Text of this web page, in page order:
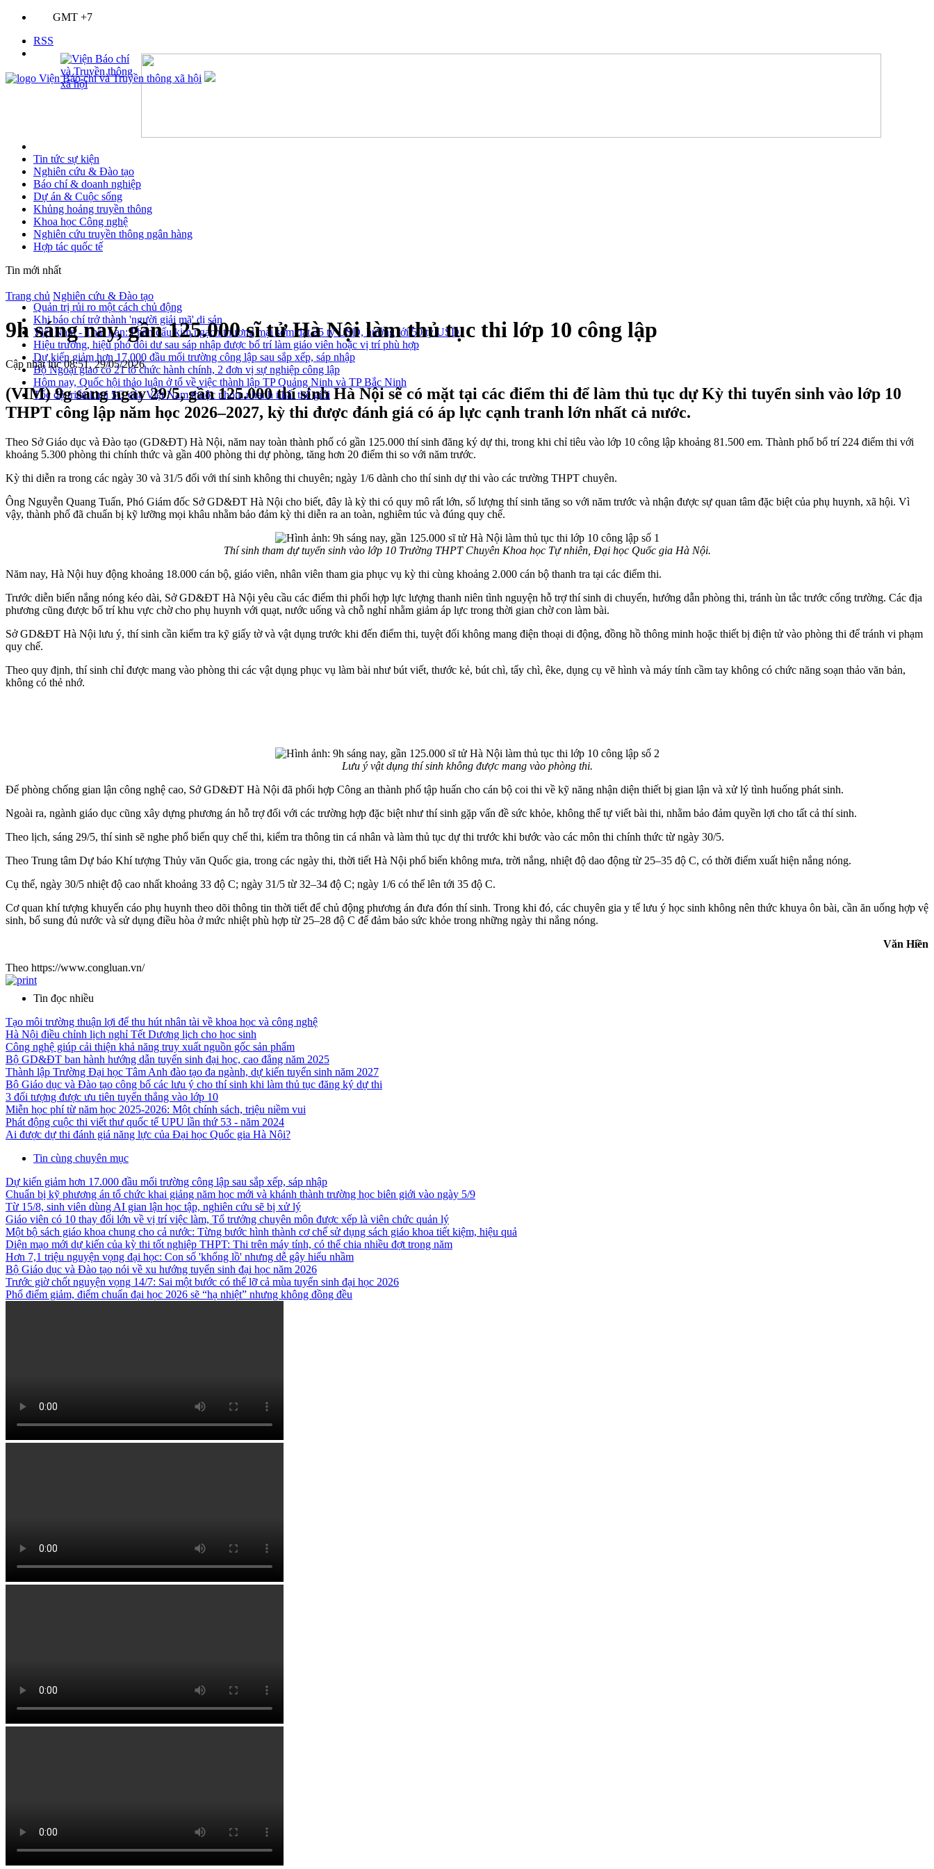
GMT +7
RSS
Tin tức sự kiện
Nghiên cứu & Đào tạo
Báo chí & doanh nghiệp
Dự án & Cuộc sống
Khủng hoảng truyền thông
Khoa học Công nghệ
Nghiên cứu truyền thông ngân hàng
Hợp tác quốc tế
Tin mới nhất
Quản trị rủi ro một cách chủ động
Khi báo chí trở thành 'người giải mã' di sản
Việt Nam - Thái Lan: Phấn đấu kim ngạch thương mại sớm đạt 25 tỷ USD, hướng tới 50 tỷ USD
Hiệu trưởng, hiệu phó dôi dư sau sáp nhập được bố trí làm giáo viên hoặc vị trí phù hợp
Dự kiến giảm hơn 17.000 đầu mối trường công lập sau sắp xếp, sáp nhập
Bộ Ngoại giao có 21 tổ chức hành chính, 2 đơn vị sự nghiệp công lập
Hôm nay, Quốc hội thảo luận ở tổ về việc thành lập TP Quảng Ninh và TP Bắc Ninh
Tốc độ triển khai 5G của Việt Nam thuộc nhóm nhanh nhất thế giới
Trang chủ Nghiên cứu & Đào tạo
9h sáng nay, gần 125.000 sĩ tử Hà Nội làm thủ tục thi lớp 10 công lập
Cập nhật lúc 08:51, 29/05/2026
(VIM) 9g sáng ngày 29/5, gần 125.000 thí sinh Hà Nội sẽ có mặt tại các điểm thi để làm thủ tục dự Kỳ thi tuyển sinh vào lớp 10
THPT công lập năm học 2026–2027, kỳ thi được đánh giá có áp lực cạnh tranh lớn nhất cả nước.
Theo Sở Giáo dục và Đào tạo (GD&ĐT) Hà Nội, năm nay toàn thành phố có gần 125.000 thí sinh đăng ký dự thi, trong khi chỉ tiêu vào lớp 10 công lập khoảng 81.500 em. Thành phố bố trí 224 điểm thi với
khoảng 5.300 phòng thi chính thức và gần 400 phòng thi dự phòng, tăng hơn 20 điểm thi so với năm trước.
Kỳ thi diễn ra trong các ngày 30 và 31/5 đối với thí sinh không thi chuyên; ngày 1/6 dành cho thí sinh dự thi vào các trường THPT chuyên.
Ông Nguyễn Quang Tuấn, Phó Giám đốc Sở GD&ĐT Hà Nội cho biết, đây là kỳ thi có quy mô rất lớn, số lượng thí sinh tăng so với năm trước và nhận được sự quan tâm đặc biệt của phụ huynh, xã hội. Vì
vậy, thành phố đã chuẩn bị kỹ lưỡng mọi khâu nhằm bảo đảm kỳ thi diễn ra an toàn, nghiêm túc và đúng quy chế.
Thí sinh tham dự tuyển sinh vào lớp 10 Trường THPT Chuyên Khoa học Tự nhiên, Đại học Quốc gia Hà Nội.
Năm nay, Hà Nội huy động khoảng 18.000 cán bộ, giáo viên, nhân viên tham gia phục vụ kỳ thi cùng khoảng 2.000 cán bộ thanh tra tại các điểm thi.
Trước diễn biến nắng nóng kéo dài, Sở GD&ĐT Hà Nội yêu cầu các điểm thi phối hợp lực lượng thanh niên tình nguyện hỗ trợ thí sinh di chuyển, hướng dẫn phòng thi, tránh ùn tắc trước cổng trường. Các địa
phương cũng được bố trí khu vực chờ cho phụ huynh với quạt, nước uống và chỗ nghỉ nhằm giảm áp lực trong thời gian chờ con làm bài.
Sở GD&ĐT Hà Nội lưu ý, thí sinh cần kiểm tra kỹ giấy tờ và vật dụng trước khi đến điểm thi, tuyệt đối không mang điện thoại di động, đồng hồ thông minh hoặc thiết bị điện tử vào phòng thi để tránh vi phạm
quy chế.
Theo quy định, thí sinh chỉ được mang vào phòng thi các vật dụng phục vụ làm bài như bút viết, thước kẻ, bút chì, tẩy chì, êke, dụng cụ vẽ hình và máy tính cầm tay không có chức năng soạn thảo văn bản,
không có thẻ nhớ.
Lưu ý vật dụng thí sinh không được mang vào phòng thi.
Để phòng chống gian lận công nghệ cao, Sở GD&ĐT Hà Nội đã phối hợp Công an thành phố tập huấn cho cán bộ coi thi về kỹ năng nhận diện thiết bị gian lận và xử lý tình huống phát sinh.
Ngoài ra, ngành giáo dục cũng xây dựng phương án hỗ trợ đối với các trường hợp đặc biệt như thí sinh gặp vấn đề sức khỏe, không thể tự viết bài thi, nhằm bảo đảm quyền lợi cho tất cả thí sinh.
Theo lịch, sáng 29/5, thí sinh sẽ nghe phổ biến quy chế thi, kiểm tra thông tin cá nhân và làm thủ tục dự thi trước khi bước vào các môn thi chính thức từ ngày 30/5.
Theo Trung tâm Dự báo Khí tượng Thủy văn Quốc gia, trong các ngày thi, thời tiết Hà Nội phổ biến không mưa, trời nắng, nhiệt độ dao động từ 25–35 độ C, có thời điểm xuất hiện nắng nóng.
Cụ thể, ngày 30/5 nhiệt độ cao nhất khoảng 33 độ C; ngày 31/5 từ 32–34 độ C; ngày 1/6 có thể lên tới 35 độ C.
Cơ quan khí tượng khuyến cáo phụ huynh theo dõi thông tin thời tiết để chủ động phương án đưa đón thí sinh. Trong khi đó, các chuyên gia y tế lưu ý học sinh không nên thức khuya ôn bài, cần ăn uống hợp vệ
sinh, bổ sung đủ nước và sử dụng điều hòa ở mức nhiệt phù hợp từ 25–28 độ C để đảm bảo sức khỏe trong những ngày thi nắng nóng.
Văn Hiền
Theo https://www.congluan.vn/
Tin đọc nhiều
Tạo môi trường thuận lợi để thu hút nhân tài về khoa học và công nghệ
Hà Nội điều chỉnh lịch nghỉ Tết Dương lịch cho học sinh
Công nghệ giúp cải thiện khả năng truy xuất nguồn gốc sản phẩm
Bộ GD&ĐT ban hành hướng dẫn tuyển sinh đại học, cao đẳng năm 2025
Thành lập Trường Đại học Tâm Anh đào tạo đa ngành, dự kiến tuyển sinh năm 2027
Bộ Giáo dục và Đào tạo công bố các lưu ý cho thí sinh khi làm thủ tục đăng ký dự thi
3 đối tượng được ưu tiên tuyển thẳng vào lớp 10
Miễn học phí từ năm học 2025-2026: Một chính sách, triệu niềm vui
Phát động cuộc thi viết thư quốc tế UPU lần thứ 53 - năm 2024
Ai được dự thi đánh giá năng lực của Đại học Quốc gia Hà Nội?
Tin cùng chuyên mục
Dự kiến giảm hơn 17.000 đầu mối trường công lập sau sắp xếp, sáp nhập
Chuẩn bị kỹ phương án tổ chức khai giảng năm học mới và khánh thành trường học biên giới vào ngày 5/9
Từ 15/8, sinh viên dùng AI gian lận học tập, nghiên cứu sẽ bị xử lý
Giáo viên có 10 thay đổi lớn về vị trí việc làm, Tổ trưởng chuyên môn được xếp là viên chức quản lý
Một bộ sách giáo khoa chung cho cả nước: Từng bước hình thành cơ chế sử dụng sách giáo khoa tiết kiệm, hiệu quả
Diện mạo mới dự kiến của kỳ thi tốt nghiệp THPT: Thi trên máy tính, có thể chia nhiều đợt trong năm
Hơn 7,1 triệu nguyện vọng đại học: Con số 'khổng lồ' nhưng dễ gây hiểu nhầm
Bộ Giáo dục và Đào tạo nói về xu hướng tuyển sinh đại học năm 2026
Trước giờ chốt nguyện vọng 14/7: Sai một bước có thể lỡ cả mùa tuyển sinh đại học 2026
Phổ điểm giảm, điểm chuẩn đại học 2026 sẽ “hạ nhiệt” nhưng không đồng đều